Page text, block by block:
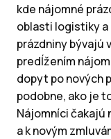
kde nájomné
oblasti logistiky a
prázdniny bývajú
predĺžením
dopyt po nových
podobne, ako je
Nájomníci čakajú
a k novým